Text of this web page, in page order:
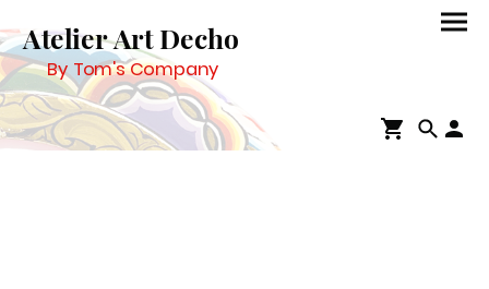
Atelier Art Decho
By Tom's Company